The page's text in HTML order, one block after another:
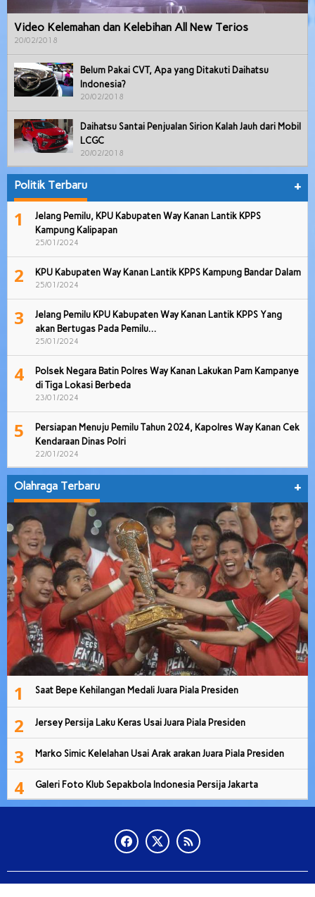
Video Kelemahan dan Kelebihan All New Terios
20/02/2018
Belum Pakai CVT, Apa yang Ditakuti Daihatsu
Indonesia?
20/02/2018
Daihatsu Santai Penjualan Sirion Kalah Jauh dari Mobil
LCGC
20/02/2018
Politik Terbaru +
1
Jelang Pemilu, KPU Kabupaten Way Kanan Lantik KPPS
Kampung Kalipapan
25/01/2024
2 KPU Kabupaten Way Kanan Lantik KPPS Kampung Bandar Dalam
25/01/2024
3
Jelang Pemilu KPU Kabupaten Way Kanan Lantik KPPS Yang
akan Bertugas Pada Pemilu…
25/01/2024
4
Polsek Negara Batin Polres Way Kanan Lakukan Pam Kampanye
di Tiga Lokasi Berbeda
23/01/2024
5
Persiapan Menuju Pemilu Tahun 2024, Kapolres Way Kanan Cek
Kendaraan Dinas Polri
22/01/2024
Olahraga Terbaru +
1 Saat Bepe Kehilangan Medali Juara Piala Presiden
2 Jersey Persija Laku Keras Usai Juara Piala Presiden
3 Marko Simic Kelelahan Usai Arak arakan Juara Piala Presiden
4 Galeri Foto Klub Sepakbola Indonesia Persija Jakarta